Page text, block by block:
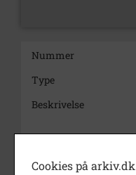
Nummer
Type
Beskrivelse
Dateringsnote
Cookies på arkiv.dk